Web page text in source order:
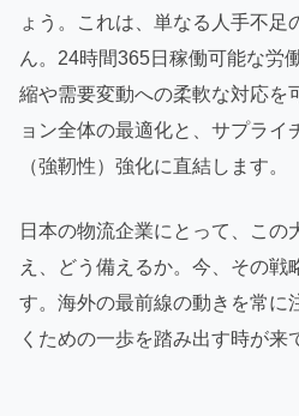
ょう。これは、単なる人手不足
ん。24時間365日稼働可能な労
縮や需要変動への柔軟な対応を
ョン全体の最適化と、サプライ
（強靭性）強化に直結します。
日本の物流企業にとって、この
え、どう備えるか。今、その戦
す。海外の最前線の動きを常に
くための一歩を踏み出す時が来